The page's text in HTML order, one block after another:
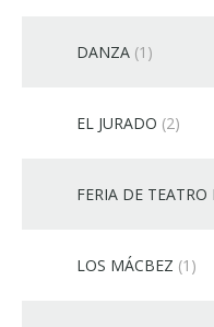
DANZA (1)
EL JURADO (2)
FERIA DE
LOS MÁCBEZ (1)